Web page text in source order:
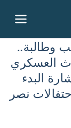
من 2000 طالب وطالبة..
العسكري
البدء
نصر